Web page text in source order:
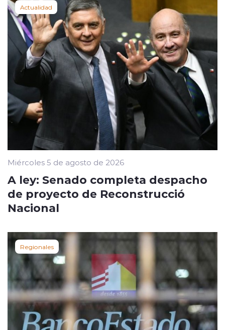
Actualidad
Miércoles 5 de agosto de 2026
A ley: Senado completa despacho
de proyecto de Reconstrucció
Nacional
Regionales